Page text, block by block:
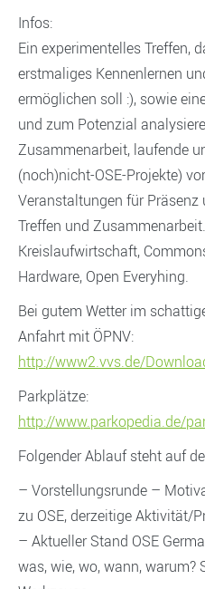
Infos:
Ein experimentelles Treffen,
erstmaliges Kennenlernen
ermöglichen soll :), sowie
und zum Potenzial
Zusammenarbeit, laufende
(noch)nicht-OSE-Projekte)
Veranstaltungen für
Treffen und
Kreislaufwirtschaft,
Hardware, Open Everyhing.
Bei gutem Wetter im
Anfahrt mit ÖPNV:
http://www2.vvs.de/
Parkplätze:
http://www.parkopedia.de/
Folgender Ablauf steht auf
– Vorstellungsrunde –
zu OSE, derzeitige Aktivität/
– Aktueller Stand OSE
was, wie, wo, wann, warum?